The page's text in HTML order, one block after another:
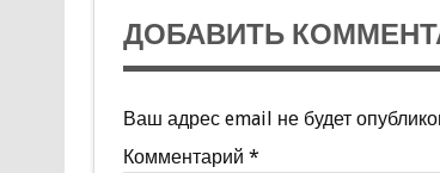
ДОБАВИТЬ
Ваш адрес email не будет
Комментарий *